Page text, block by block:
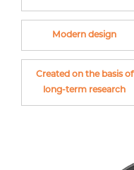
Modern design
Created on the basis of
long-term research